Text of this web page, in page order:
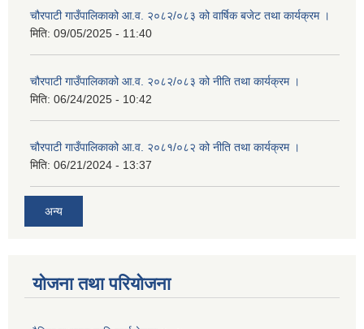
चौरपाटी गाउँपालिकाको आ.व. २०८२/०८३ को वार्षिक बजेट तथा कार्यक्रम ।
मिति: 09/05/2025 - 11:40
चौरपाटी गाउँपालिकाको आ.व. २०८२/०८३ को नीति तथा कार्यक्रम ।
मिति: 06/24/2025 - 10:42
चौरपाटी गाउँपालिकाको आ.व. २०८१/०८२ को नीति तथा कार्यक्रम ।
मिति: 06/21/2024 - 13:37
अन्य
योजना तथा परियोजना